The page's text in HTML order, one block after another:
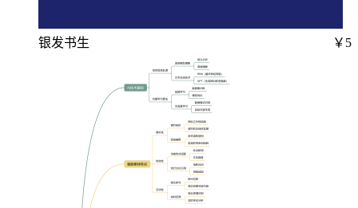
银发书生 ￥5